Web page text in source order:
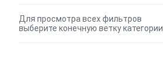
Для просмотра всех фильтров
выберите конечную ветку категории